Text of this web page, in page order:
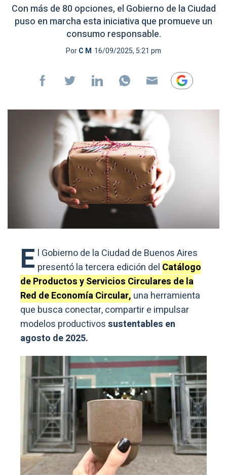
Con más de 80 opciones, el Gobierno de la Ciudad
puso en marcha esta iniciativa que promueve un
consumo responsable.
PorC M 16/09/2025, 5:21 pm
E l Gobierno de la Ciudad de Buenos Aires
presentó la tercera edición del Catálogo
de Productos y Servicios Circulares de la
Red de Economía Circular, una herramienta
que busca conectar, compartir e impulsar
modelos productivossustentables en
agosto de 2025.